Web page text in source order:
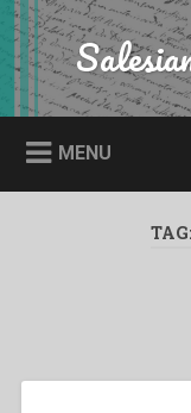
Skip
to
content
Search
MENU
TAG: